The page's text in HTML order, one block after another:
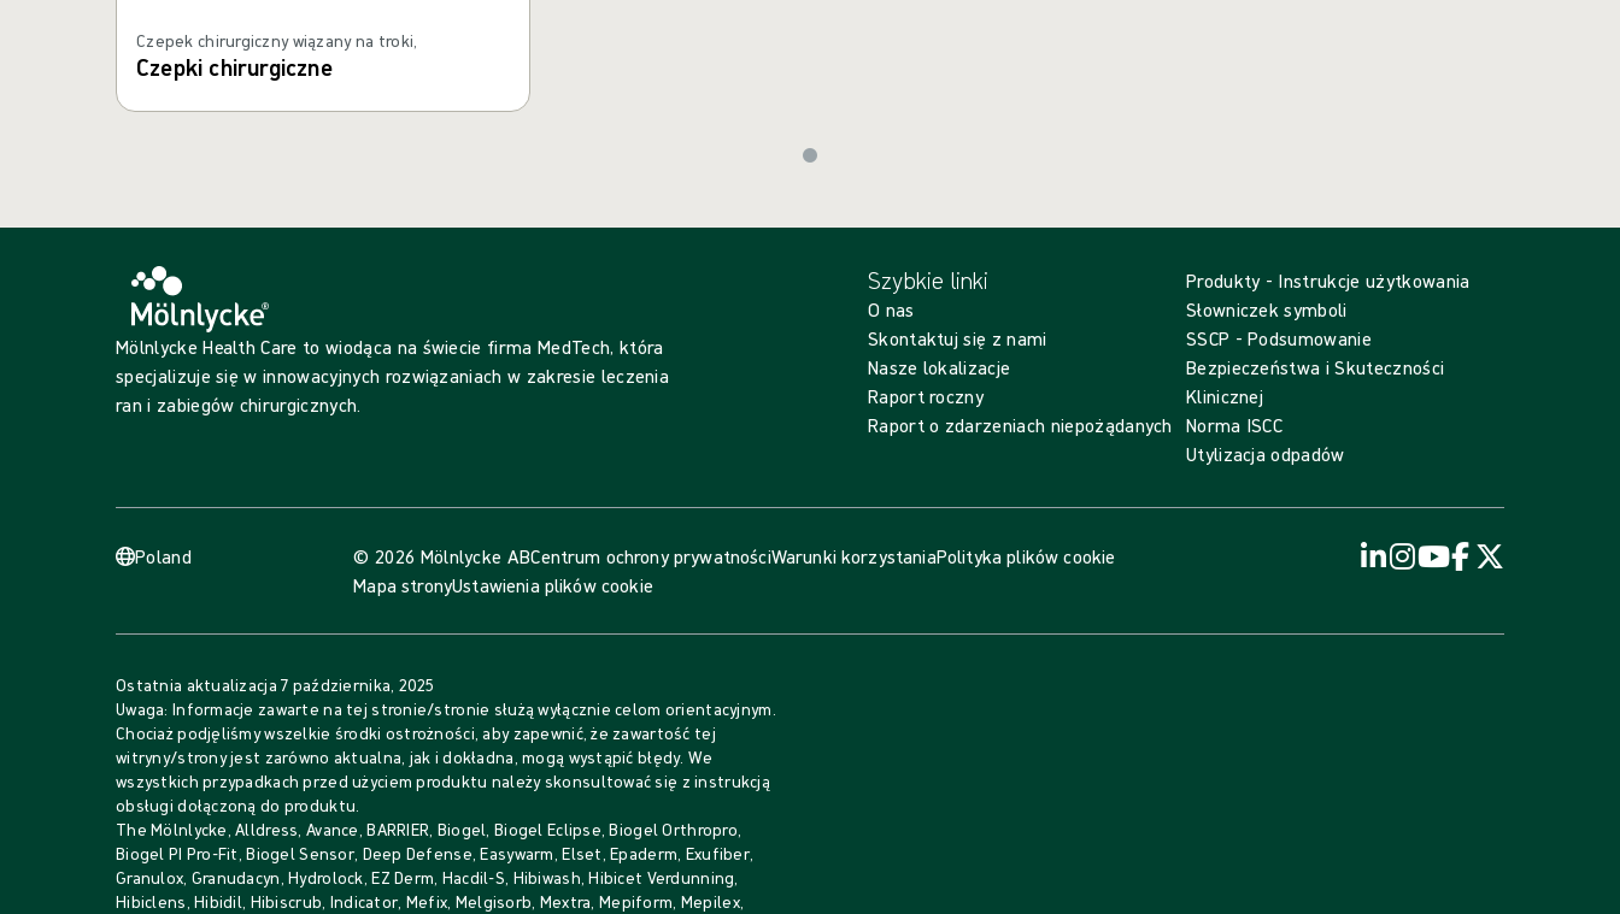
Czepek chirurgiczny wiązany na troki,
Czepki chirurgiczne
Mölnlycke Health Care to wiodąca na świecie firma MedTech, która
specjalizuje się w innowacyjnych rozwiązaniach w zakresie leczenia
ran i zabiegów chirurgicznych.
Szybkie linki
O nas
Skontaktuj się z nami
Nasze lokalizacje
Raport roczny
Raport o zdarzeniach niepożądanych
Produkty - Instrukcje użytkowania
Słowniczek symboli
SSCP - Podsumowanie
Bezpieczeństwa i Skuteczności
Klinicznej
Norma ISCC
Utylizacja odpadów
Poland © 2026 Mölnlycke ABCentrum ochrony prywatnościWarunki korzystaniaPolityka plików cookie
Mapa stronyUstawienia plików cookie
Ostatnia aktualizacja7 października, 2025
Uwaga: Informacje zawarte na tej stronie/stronie służą wyłącznie celom orientacyjnym.
Chociaż podjęliśmy wszelkie środki ostrożności, aby zapewnić, że zawartość tej
witryny/strony jest zarówno aktualna, jak i dokładna, mogą wystąpić błędy. We
wszystkich przypadkach przed użyciem produktu należy skonsultować się z instrukcją
obsługi dołączoną do produktu.
The Mölnlycke, Alldress, Avance, BARRIER, Biogel, Biogel Eclipse, Biogel Orthropro,
Biogel PI Pro-Fit, Biogel Sensor, Deep Defense, Easywarm, Elset, Epaderm, Exufiber,
Granulox, Granudacyn, Hydrolock, EZ Derm, Hacdil-S, Hibiwash, Hibicet Verdunning,
Hibiclens, Hibidil, Hibiscrub, Indicator, Mefix, Melgisorb, Mextra, Mepiform, Mepilex,